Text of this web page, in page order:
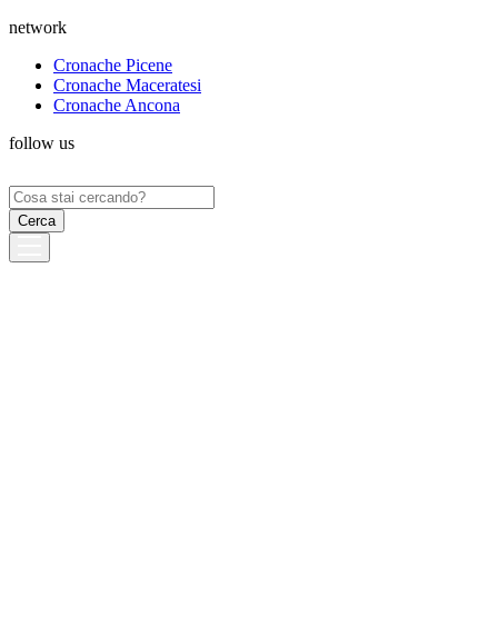
network
Cronache Picene
Cronache Maceratesi
Cronache Ancona
follow us
Ricerca
per: